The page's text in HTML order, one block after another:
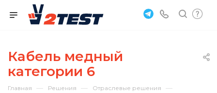
Кабель медный
категории 6
Главная — Решения — Отраслевые решения —